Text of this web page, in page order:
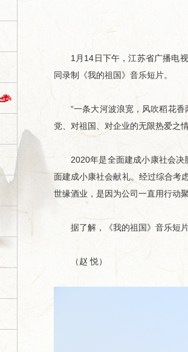
1月14日下午，江苏省广播电视
同录制《我的祖国》音乐短片。
“一条大河波浪宽，风吹稻花香
党、对祖国、对企业的无限热爱之情
2020年是全面建成小康社会决
面建成小康社会献礼。经过综合考
世缘酒业，是因为公司一直用行动
据了解，《我的祖国》音乐短片
（赵 悦）